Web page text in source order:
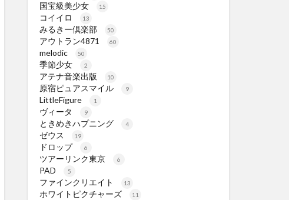
国宝級美少女 15
コイイロ 13
みるきー倶楽部 50
アウトラン4871 60
melodic 50
季節少女 2
アテナ音楽出版 10
原宿ピュアスマイル 9
LittleFigure 1
ヴィータ 9
ときめきハプニング 4
ゼウス 19
ドロップ 6
ツアーリンク東京 6
PAD 5
ファインクリエイト 13
ホワイトピクチャーズ 11